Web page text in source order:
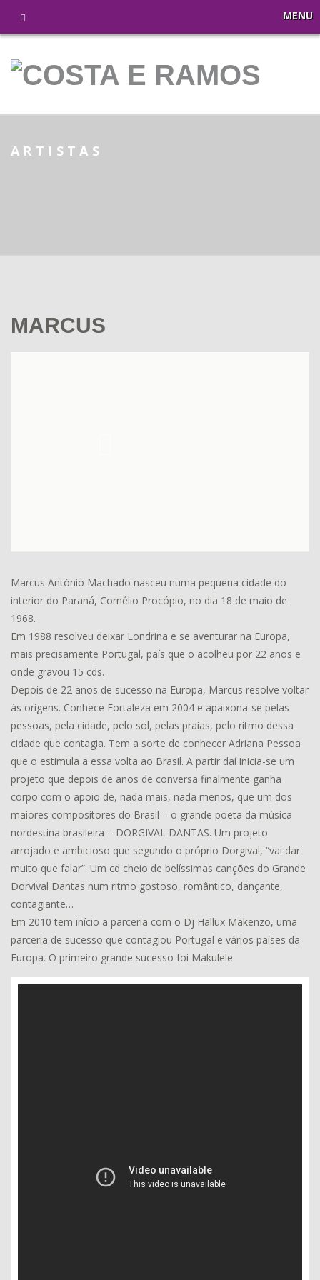
MENU
ARTISTAS
MARCUS
Marcus António Machado nasceu numa pequena cidade do
interior do Paraná, Cornélio Procópio, no dia 18 de maio de
1968.
Em 1988 resolveu deixar Londrina e se aventurar na Europa,
mais precisamente Portugal, país que o acolheu por 22 anos e
onde gravou 15 cds.
Depois de 22 anos de sucesso na Europa, Marcus resolve voltar
às origens. Conhece Fortaleza em 2004 e apaixona-se pelas
pessoas, pela cidade, pelo sol, pelas praias, pelo ritmo dessa
cidade que contagia. Tem a sorte de conhecer Adriana Pessoa
que o estimula a essa volta ao Brasil. A partir daí inicia-se um
projeto que depois de anos de conversa finalmente ganha
corpo com o apoio de, nada mais, nada menos, que um dos
maiores compositores do Brasil – o grande poeta da música
nordestina brasileira – DORGIVAL DANTAS. Um projeto
arrojado e ambicioso que segundo o próprio Dorgival, “vai dar
muito que falar”. Um cd cheio de belíssimas canções do Grande
Dorvival Dantas num ritmo gostoso, romântico, dançante,
contagiante…
Em 2010 tem início a parceria com o Dj Hallux Makenzo, uma
parceria de sucesso que contagiou Portugal e vários países da
Europa. O primeiro grande sucesso foi Makulele.